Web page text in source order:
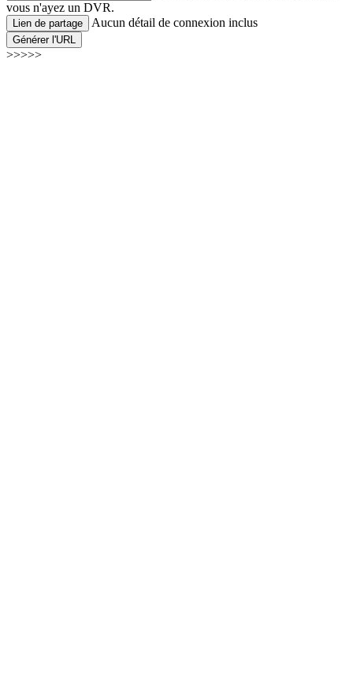
vous n'ayez un DVR.
Lien de partage Aucun détail de connexion inclus
Générer l'URL
>>>>>